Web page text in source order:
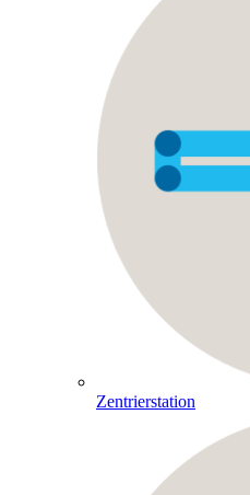
Zentrierstation